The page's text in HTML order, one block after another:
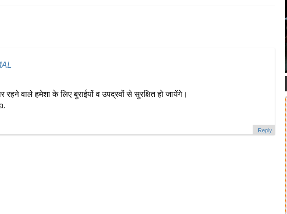
वाले हमेशा के लिए बुराईयों व उपद्रवों से सुरक्षित हो जायेंगे।
Reply